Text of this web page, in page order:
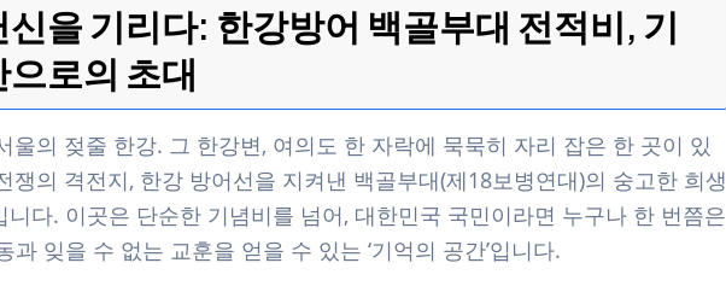
신을 기리다: 한강방어 백골부대 전적비, 기
로의 초대
울의 젖줄 한강. 그 한강변, 여의도 한 자락에 묵묵히 자리 잡은 한 곳이 있
쟁의 격전지, 한강 방어선을 지켜낸 백골부대(제18보병연대)의 숭고한 희생
니다. 이곳은 단순한 기념비를 넘어, 대한민국 국민이라면 누구나 한 번쯤은
과 잊을 수 없는 교훈을 얻을 수 있는 ‘기억의 공간’입니다.